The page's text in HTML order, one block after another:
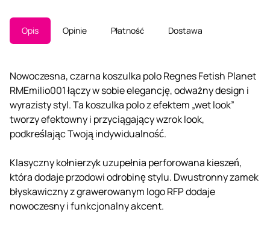
Opis Opinie Płatność Dostawa
Nowoczesna, czarna koszulka polo Regnes Fetish Planet
RMEmilio001 łączy w sobie elegancję, odważny design i
wyrazisty styl. Ta koszulka polo z efektem „wet look”
tworzy efektowny i przyciągający wzrok look,
podkreślając Twoją indywidualność.
Klasyczny kołnierzyk uzupełnia perforowana kieszeń,
która dodaje przodowi odrobinę stylu. Dwustronny zamek
błyskawiczny z grawerowanym logo RFP dodaje
nowoczesny i funkcjonalny akcent.